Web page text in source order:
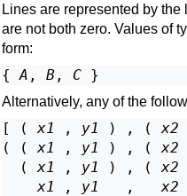
Lines are represented by
are not both zero. Values of
form:
{ A , B , C
Alternatively, any of the
[ ( x1 , y1 ) , ( x2
( ( x1 , y1 ) , ( x2
  (
x1 , y1 ) , ( x2
x1 , y1
   ,
x2